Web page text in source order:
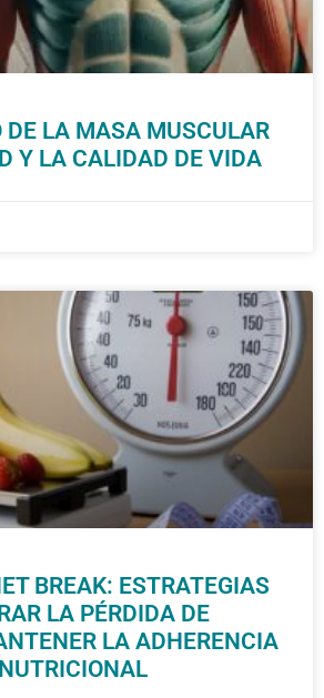
DE LA MASA MUSCULAR
Y LA CALIDAD DE VIDA
BREAK: ESTRATEGIAS
LA PÉRDIDA DE
LA ADHERENCIA